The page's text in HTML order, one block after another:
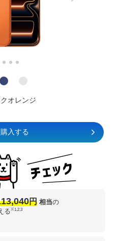
オレンジ
入する
円 相当の
る※1,2,3